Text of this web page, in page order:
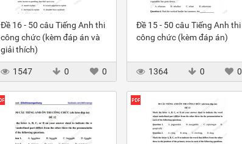
Đề 16 - 50 câu Tiếng Anh thi
công chức (kèm đáp án và
giải thích)
1547 0 0
Đề 15 - 50 câu Tiếng Anh thi
công chức (kèm đáp án)
1364 0 0